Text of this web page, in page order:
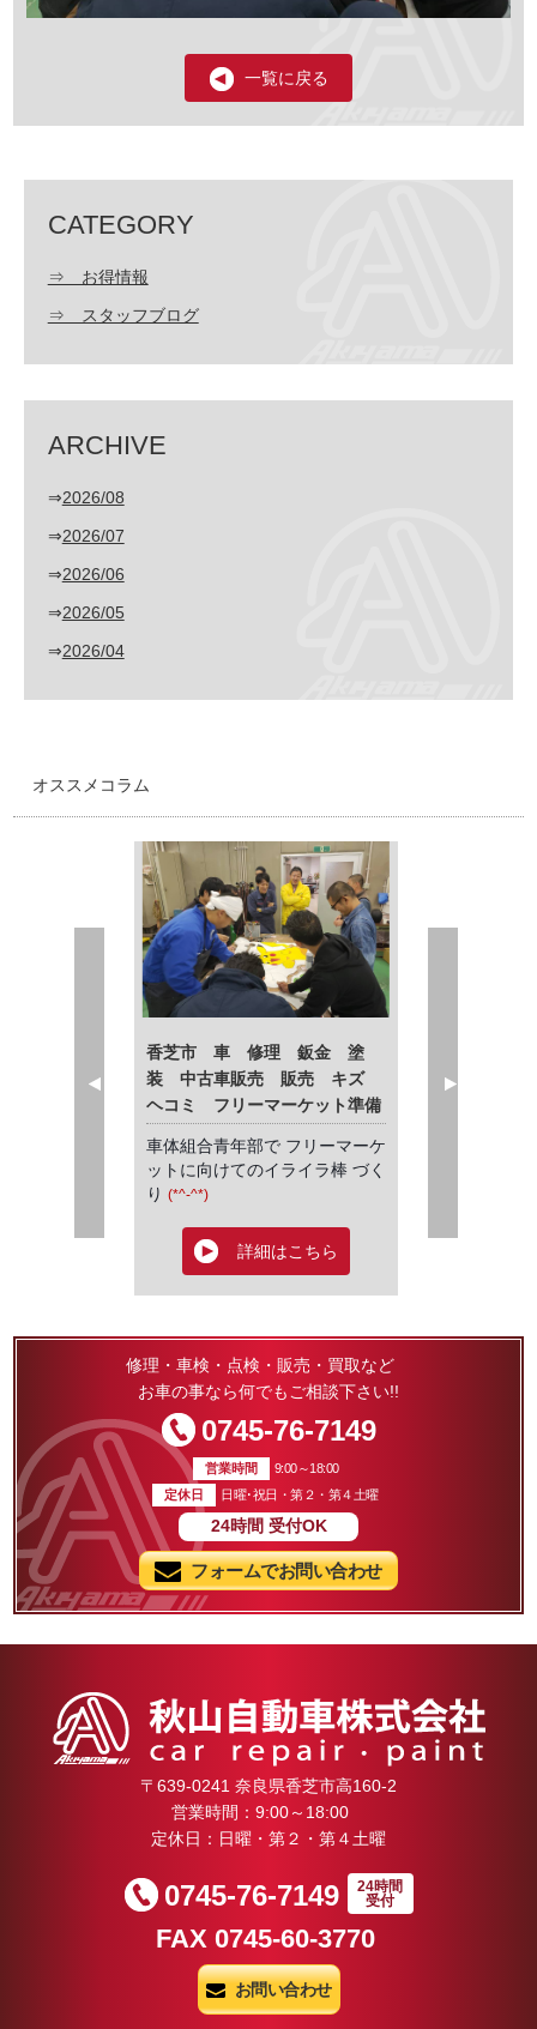
一覧に戻る
CATEGORY
⇒ お得情報
⇒ スタッフブログ
ARCHIVE
⇒2026/08
⇒2026/07
⇒2026/06
⇒2026/05
⇒2026/04
オススメコラム
雨にも負け
の頃ッ
Z
...
香芝市 車 修理 鈑金 塗
装 中古車販売 販売 キズ
ヘコミ フリーマーケット準備
車体組合青年部で フリーマーケ
ットに向けてのイライラ棒 づく
り (*^-^*)
今日は人数も 集まって 楽しい
嬉しい 楽しい♪
↓ ↓ ↓ ↓ ↓ ↓ ↓
https://www.facebook.com/
narabp/?
hc_ref=ARRNUo0rK2YE8xDY0ZD
tH7hSIiO5E8xrKlePIAGcjqehy
YTcoBDE-
ulNeS4iwSDZUkE&pnref=story
ー
場所:奈良県自動車車体整備協
同組合
詳細はこちら お正月休
本年も
ご新規で来て
様、
日々お付き合
修理・車検・点検・販売・買取など
お車の事なら何でもご相談下さい!!
0745-76-7149
営業時間
9:00～18:00
定休日
日曜･祝日・第２・第４土曜
24時間 受付OK
フォームでお問い合わせ
〒639-0241 奈良県香芝市高160-2
営業時間：9:00～18:00
定休日：日曜・第２・第４土曜
0745-76-7149
24時間
受付
FAX 0745-60-3770
お問い合わせ